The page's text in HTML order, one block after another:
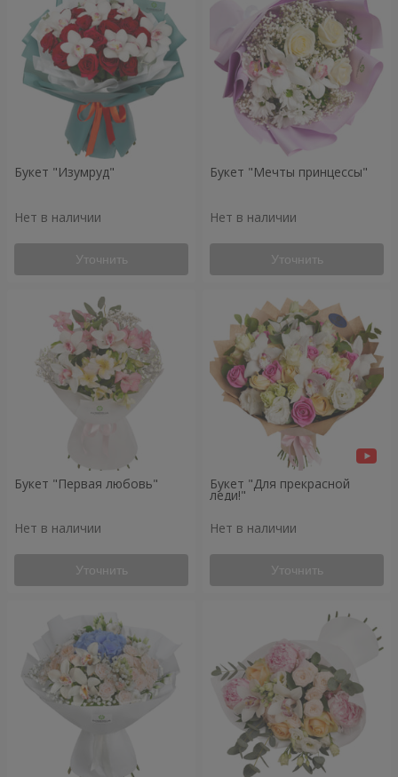
Букет "Изумруд"
Нет в наличии
Уточнить
Букет "Мечты принцессы"
Нет в наличии
Уточнить
Букет "Первая любовь"
Нет в наличии
Уточнить
Букет "Для прекрасной
леди!"
Нет в наличии
Уточнить